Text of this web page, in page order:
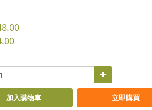
加入購物車 立即購買